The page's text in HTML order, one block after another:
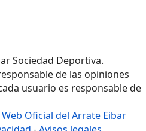
Sociedad Deportiva.
de las opiniones
usuario es responsable de
Web Oficial del Arrate Eibar